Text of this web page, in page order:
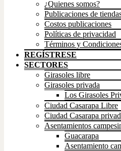
¿Quienes somos?
Publicaciones de
Costos publicaciones
Políticas de privacidad
Términos y
REGÍSTRESE
SECTORES
Girasoles libre
Girasoles privada
Los Girasoles
Ciudad Casarapa Libre
Ciudad Casarapa
Asentamientos
Guacarapa
Asentamiento